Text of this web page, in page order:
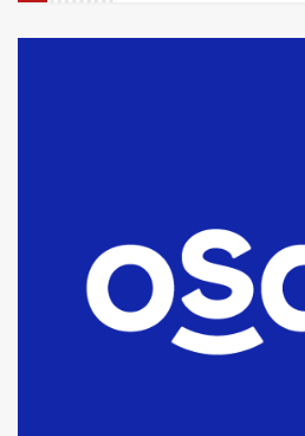
fueron
comercialización
tarde del sábado
T.Lauquen: se
lo que fue la